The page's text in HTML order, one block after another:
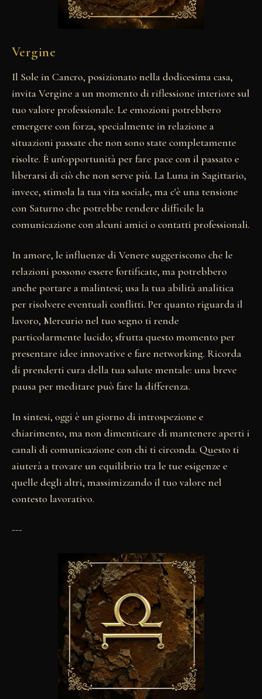
Vergine
Il Sole in Cancro, posizionato nella dodicesima casa,
invita Vergine a un momento di riflessione interiore sul
tuo valore professionale. Le emozioni potrebbero
emergere con forza, specialmente in relazione a
situazioni passate che non sono state completamente
risolte. È un'opportunità per fare pace con il passato e
liberarsi di ciò che non serve più. La Luna in Sagittario,
invece, stimola la tua vita sociale, ma c'è una tensione
con Saturno che potrebbe rendere difficile la
comunicazione con alcuni amici o contatti professionali.
In amore, le influenze di Venere suggeriscono che le
relazioni possono essere fortificate, ma potrebbero
anche portare a malintesi; usa la tua abilità analitica
per risolvere eventuali conflitti. Per quanto riguarda il
lavoro, Mercurio nel tuo segno ti rende
particolarmente lucido; sfrutta questo momento per
presentare idee innovative e fare networking. Ricorda
di prenderti cura della tua salute mentale: una breve
pausa per meditare può fare la differenza.
In sintesi, oggi è un giorno di introspezione e
chiarimento, ma non dimenticare di mantenere aperti i
canali di comunicazione con chi ti circonda. Questo ti
aiuterà a trovare un equilibrio tra le tue esigenze e
quelle degli altri, massimizzando il tuo valore nel
contesto lavorativo.
---